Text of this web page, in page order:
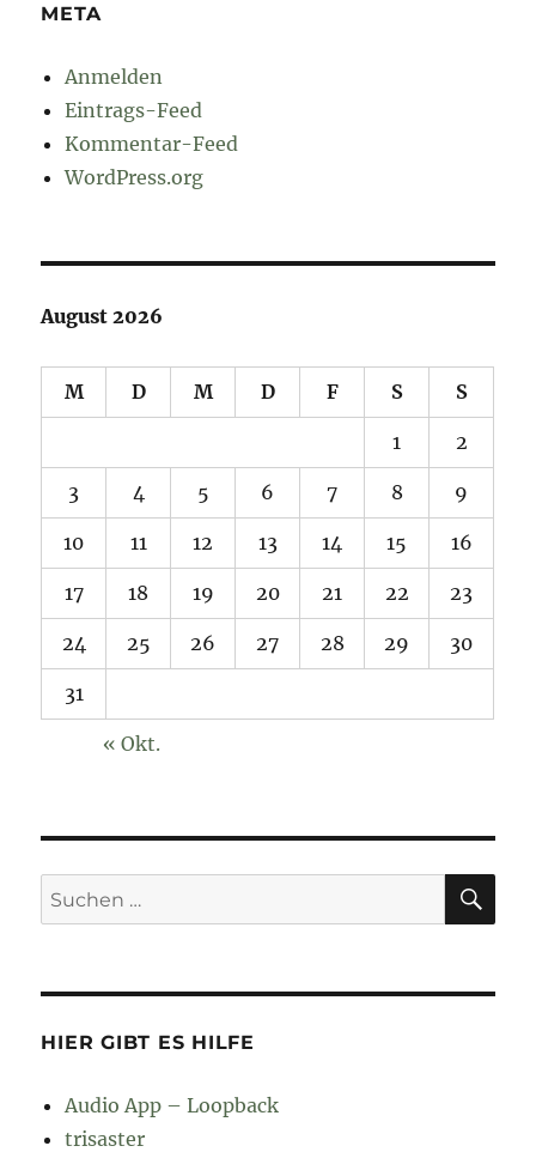
META
Anmelden
Eintrags-Feed
Kommentar-Feed
WordPress.org
August 2026
M D M D F S S
1 2
3 4 5 6 7 8 9
10 11 12 13 14 15 16
17 18 19 20 21 22 23
24 25 26 27 28 29 30
31
« Okt.
Suchen
nach:
HIER GIBT ES HILFE
Audio App – Loopback
trisaster